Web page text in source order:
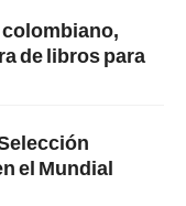
de libros para
el Mundial